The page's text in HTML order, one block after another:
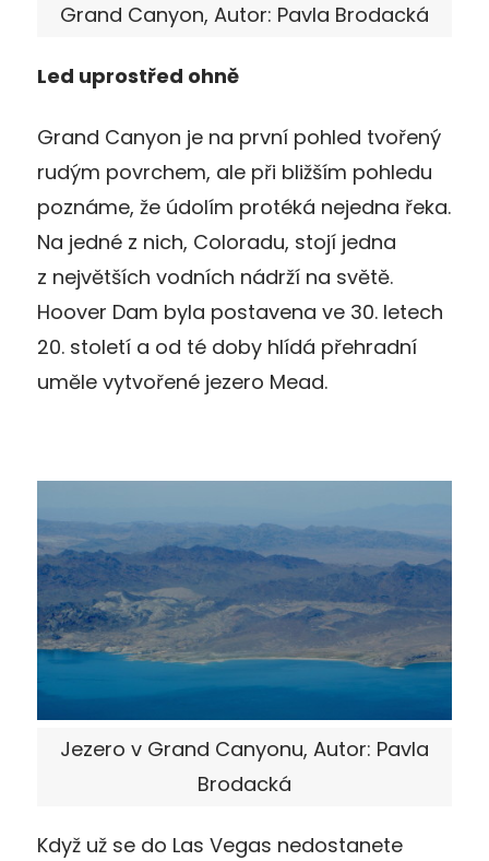
Grand Canyon, Autor: Pavla Brodacká
Led uprostřed ohně
Grand Canyon je na první pohled tvořený
rudým povrchem, ale při bližším pohledu
poznáme, že údolím protéká nejedna řeka.
Na jedné z nich, Coloradu, stojí jedna
z největších vodních nádrží na světě.
Hoover Dam byla postavena ve 30. letech
20. století a od té doby hlídá přehradní
uměle vytvořené jezero Mead.
Jezero v Grand Canyonu, Autor: Pavla
Brodacká
Když už se do Las Vegas nedostanete